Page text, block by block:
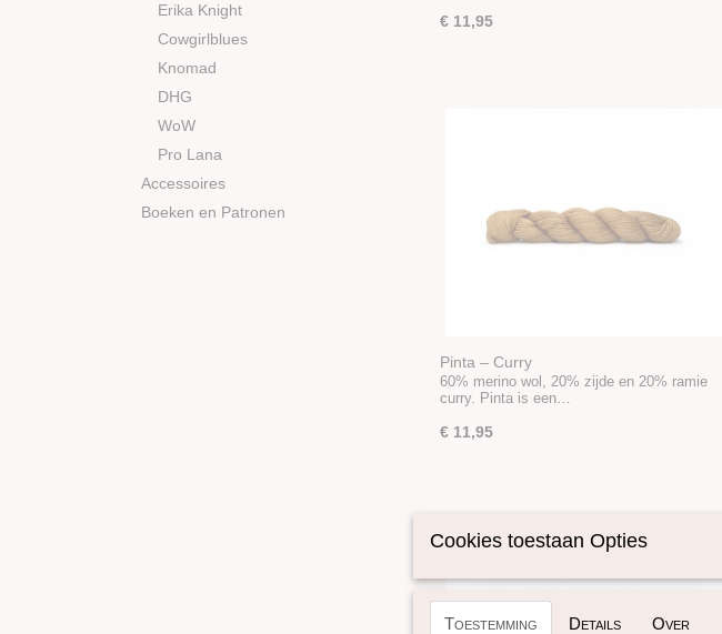
Erika Knight
Cowgirlblues
Knomad
DHG
WoW
Pro Lana
Accessoires
Boeken en Patronen
€ 11,95
Pinta – Curry
60% merino wol, 20% zijde en 20% ramie
curry. Pinta is een…
€ 11,95
Cookies toestaan Opties
Toestemming Details Over